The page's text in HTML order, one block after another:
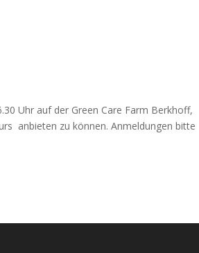
Uhr auf der Green Care Farm Berkhoff,
anbieten zu können. Anmeldungen bitte